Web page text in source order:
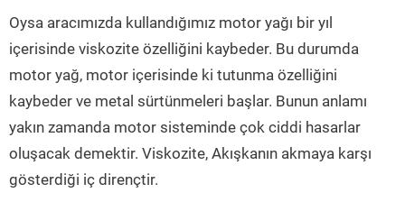
Oysa aracımızda kullandığımız motor yağı bir yıl
içerisinde viskozite özelliğini kaybeder. Bu durumda
motor yağ, motor içerisinde ki tutunma özelliğini
kaybeder ve metal sürtünmeleri başlar. Bunun anlamı
yakın zamanda motor sisteminde çok ciddi hasarlar
oluşacak demektir. Viskozite, Akışkanın akmaya karşı
gösterdiği iç dirençtir.